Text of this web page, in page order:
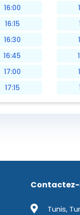
16:00
16:15
16:30
16:45
17:00
17:15
Contactez-
Tunis,